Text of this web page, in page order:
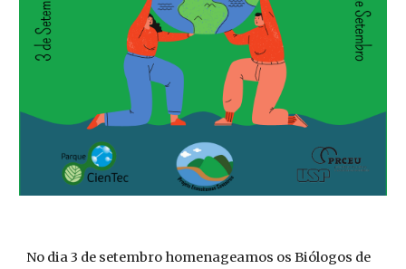
No dia 3 de setembro homenageamos os Biólogos de